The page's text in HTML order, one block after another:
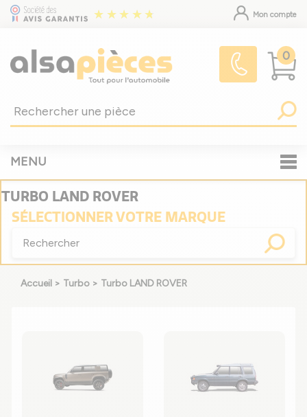
Mon compte
0
MENU
TURBO LAND ROVER
SÉLECTIONNERVOTRE MARQUE
Accueil > Turbo > Turbo LAND ROVER